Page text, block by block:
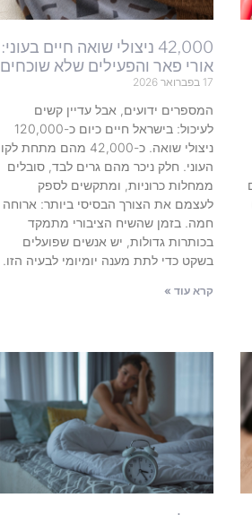
42,000 ניצולי שואה חיים בעוני:
אורי פאר והפעילים שלא שוכחים
17 בפברואר 2026
המספרים ידועים, אבל עדיין קשים
לעיכול: בישראל חיים כיום כ-120,000
ניצולי שואה. כ-42,000 מהם מתחת לקו
העוני. חלק ניכר מהם גרים לבד, סובלים
ממחלות כרוניות, ומתקשים לספק
לעצמם את הצורך הבסיסי ביותר: ארוחה
חמה. בזמן שהשיח הציבורי מתמקד
בכותרות גדולות, יש אנשים שפועלים
בשקט כדי לתת מענה יומיומי לבעיה הזו.
קרא עוד »